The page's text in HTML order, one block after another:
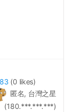
(0 likes)
匿名, 台灣之星
(180.***.***.***)